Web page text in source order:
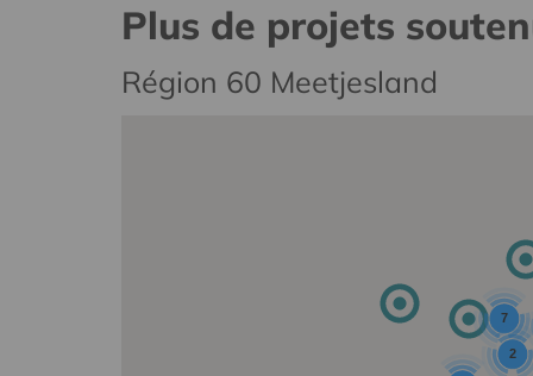
Plus de projets
Région 60 Meetjesland
7
2